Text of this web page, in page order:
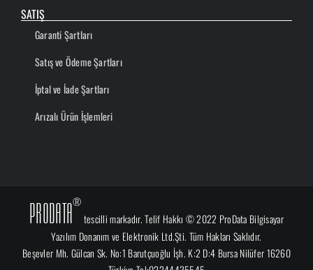
SATIŞ
Garanti Şartları
Satış ve Ödeme Şartları
İptal ve İade Şartları
Arızalı Ürün İşlemleri
ProData®
tescilli markadır. Telif Hakkı © 2022 ProData Bilgisayar
Yazılım Donanım ve Elektronik Ltd.Şti. Tüm Hakları Saklıdır.
Beşevler Mh. Gülcan Sk. No:1 Barutçuoğlu İşh. K:2 D:4 Bursa Nilüfer 16260